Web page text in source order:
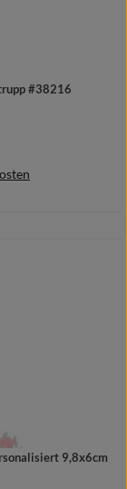
#38216
9,8x6cm